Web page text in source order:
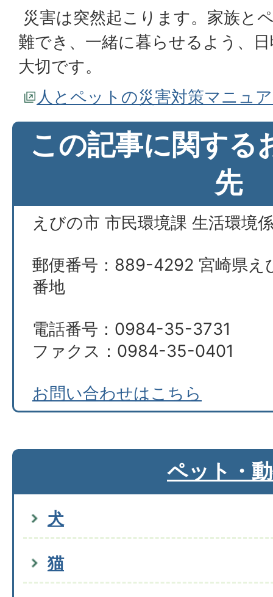
災害は突然起こります。家族と
難でき、一緒に暮らせるよう、
大切です。
人とペットの災害対策マニュ
この記事に関する
先
えびの市 市民環境課 生活環境
郵便番号：889-4292 宮崎県え
番地
電話番号：0984-35-3731
ファクス：0984-35-0401
お問い合わせはこちら
ペット・
犬
猫